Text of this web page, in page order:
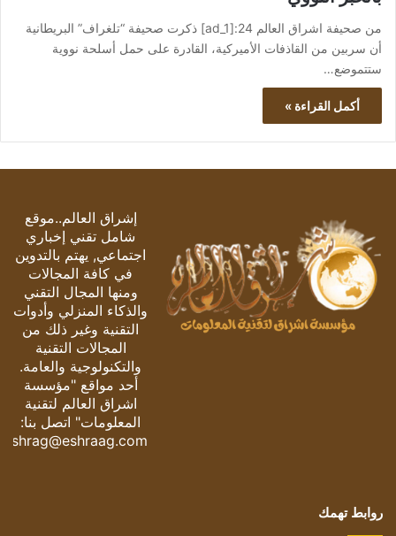
من صحيفة اشراق العالم 24:[ad_1] ذكرت صحيفة “تلغراف” البريطانية
أن سربين من القاذفات الأميركية، القادرة على حمل أسلحة نووية
ستتموضع…
أكمل القراءة »
إشراق العالم..موقع
شامل تقني إخباري
اجتماعي, يهتم بالتدوين
في كافة المجالات
ومنها المجال التقني
والذكاء المنزلي وأدوات
التقنية وغير ذلك من
المجالات التقنية
والتكنولوجية والعامة.
أحد مواقع "مؤسسة
اشراق العالم لتقنية
المعلومات" اتصل بنا:
eshrag@eshraag.com
روابط تهمك